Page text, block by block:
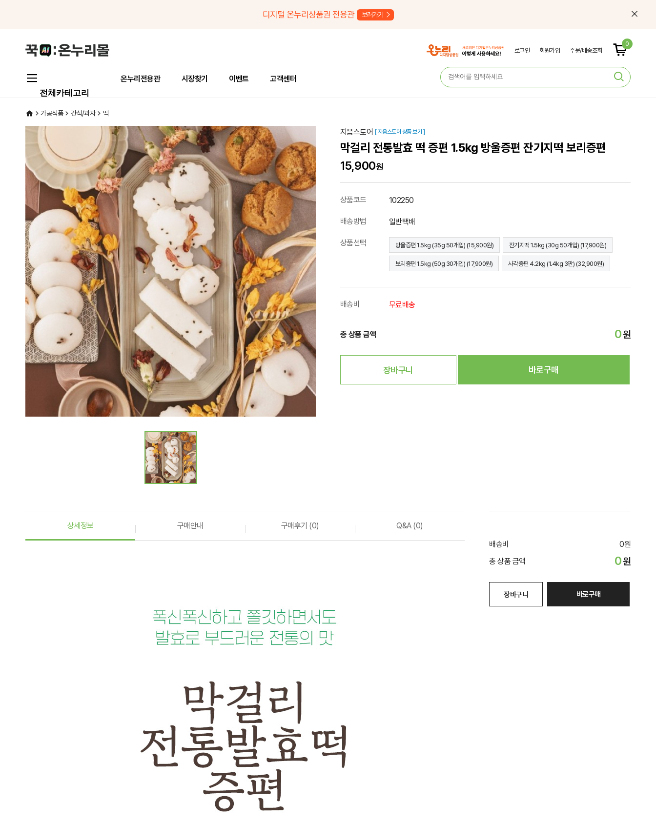
디지털 온누리상품권 전용관 보러가기
온누리전용관 시장찾기 이벤트 고객센터
로그인 회원가입 주문/배송조회
0
전체카테고리
가공식품 간식/과자 떡
지음스토어 [ 지음스토어 상품 보기 ]
막걸리 전통발효 떡 증편 1.5kg 방울증편 잔기지떡 보리증편
15,900원
상품코드 102250
배송방법 일반택배
상품선택 방울증편 1.5kg (35g 50개입) (15,900원) 잔기지떡 1.5kg (30g 50개입) (17,900원)
보리증편 1.5kg (50g 30개입) (17,900원) 사각증편 4.2kg (1.4kg 3판) (32,900원)
배송비 무료배송
총 상품 금액 0원
장바구니 바로구매
상세정보 구매안내 구매후기 (0)
Q&A (0)
배송비
0원
총 상품 금액
0원
장바구니 바로구매